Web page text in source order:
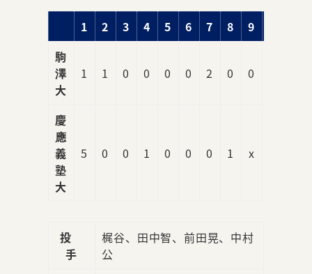
1 2 3 4 5 6 7 8 9
駒
澤
大
1 1 0 0 0 0 2 0 0
慶
應
義
塾
大
5 0 0 1 0 0 0 1 x
投
手
梶谷、田中智、前田晃、中村
公